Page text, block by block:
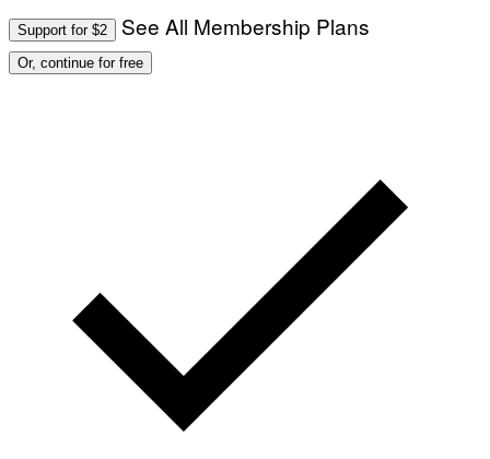
Support for $2 See All Membership Plans
Or, continue for free